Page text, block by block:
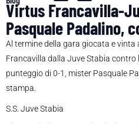
Virtus Francavilla-
Pasquale Padalino,
Al termine della gara giocata e vinta
Francavilla dalla Juve Stabia contro
punteggio di 0-1, mister Pasquale
stampa.
S.S. Juve Stabia